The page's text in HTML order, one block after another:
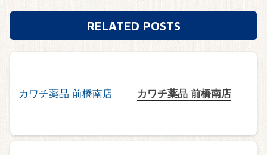
RELATED POSTS
カワチ薬品 前橋南店